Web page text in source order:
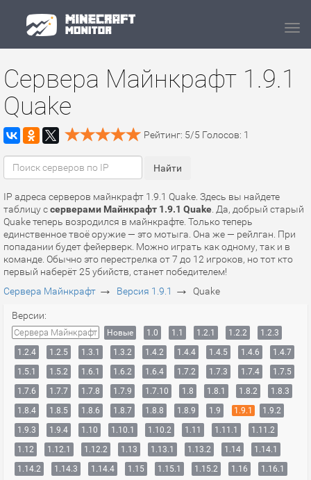
Сервера Майнкрафт 1.9.1
Quake
Рейтинг: 5/5 Голосов: 1
IP адреса серверов майнкрафт 1.9.1 Quake. Здесь вы найдете
таблицу ссерверами Майнкрафт 1.9.1 Quake . Да, добрый старый
Quake теперь возродился в майнкрафте. Только теперь
единственное твоё оружие — это мотыга. Она же — рейлган. При
попадании будет фейерверк. Можно играть как одному, так и в
команде. Обычно это перестрелка от 7 до 12 игроков, но тот кто
первый наберёт 25 убийств, станет победителем!
Сервера Майнкрафт → Версия 1.9.1 → Quake
Версии:
Сервера Майнкрафт Новые 1.0 1.1 1.2.1 1.2.2
1.2.3
1.2.4
1.2.5 1.3.1 1.3.2 1.4.2 1.4.4 1.4.5 1.4.6
1.4.7
1.5.1
1.5.2 1.6.1 1.6.2 1.6.4 1.7.2 1.7.3 1.7.4
1.7.5
1.7.6
1.7.7 1.7.8 1.7.9 1.7.10 1.8 1.8.1 1.8.2
1.8.3
1.8.4
1.8.5 1.8.6 1.8.7 1.8.8 1.8.9 1.9 1.9.1
1.9.2
1.9.3
1.9.4 1.10 1.10.1 1.10.2 1.11 1.11.1
1.11.2
1.12
1.12.1 1.12.2 1.13 1.13.1 1.13.2 1.14
1.14.1
1.14.2
1.14.3 1.14.4 1.15 1.15.1 1.15.2 1.16
1.16.1